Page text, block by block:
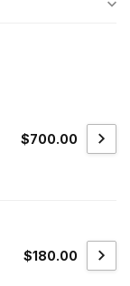
$700.00
$180.00